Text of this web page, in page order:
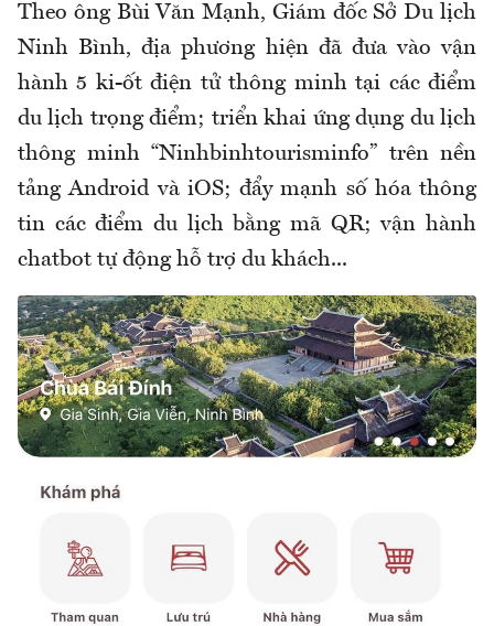
Theo ông Bùi Văn Mạnh, Giám đốc Sở Du lịch
Ninh Bình, địa phương hiện đã đưa vào vận
hành 5 ki-ốt điện tử thông minh tại các điểm
du lịch trọng điểm; triển khai ứng dụng du lịch
thông minh “Ninhbinhtourisminfo” trên nền
tảng Android và iOS; đẩy mạnh số hóa thông
tin các điểm du lịch bằng mã QR; vận hành
chatbot tự động hỗ trợ du khách...